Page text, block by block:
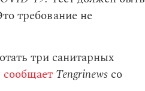
требование не
три санитарных
сообщает Tengrinews со